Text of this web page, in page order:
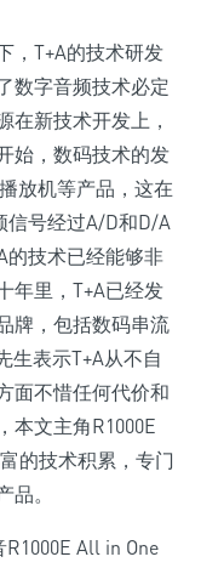
，T+A的技术研发
数字音频技术必定
在新技术开发上，
始，数码技术的发
放机等产品，这在
信号经过A/D和D/A
的技术已经能够非
年里，T+A已经发
牌，包括数码串流
生表示T+A从不自
面不惜任何代价和
本文主角R1000E
的技术积累，专门
。